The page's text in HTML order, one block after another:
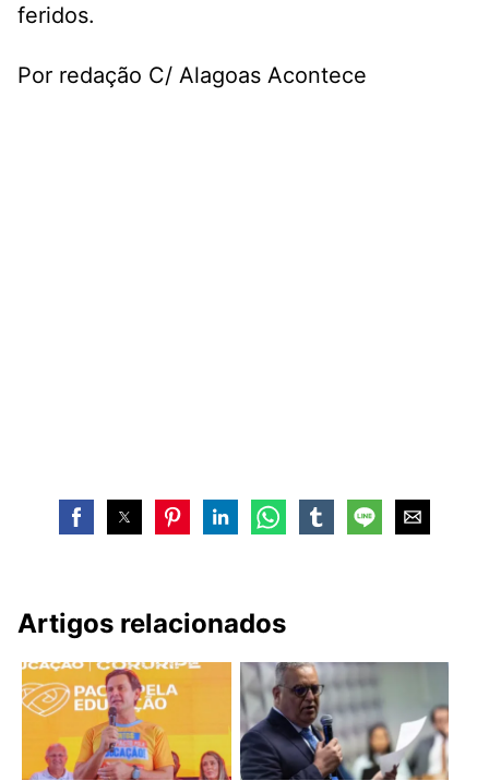
feridos.
Por redação C/ Alagoas Acontece
Artigos relacionados